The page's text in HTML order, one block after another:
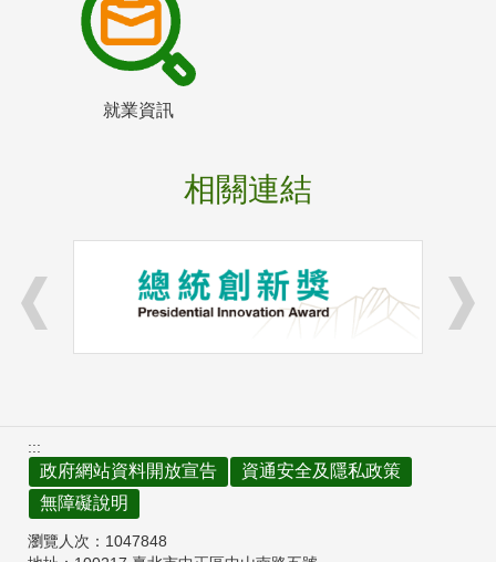
就業資訊
相關連結
:::
政府網站資料開放宣告
資通安全及隱私政策
無障礙說明
瀏覽人次： 1047848